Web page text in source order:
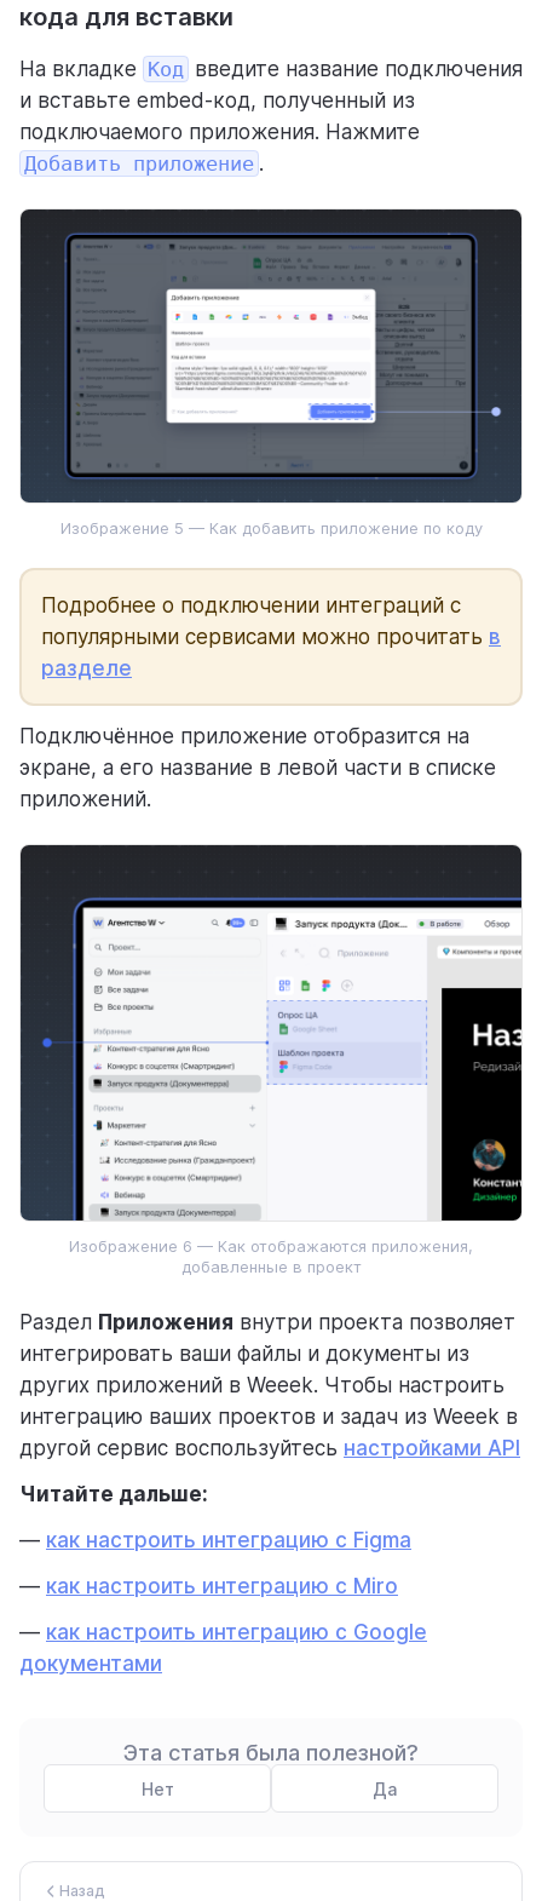
кода для вставки
На вкладке Код введите название подключения
и вставьте embed-код, полученный из
подключаемого приложения. Нажмите
Добавить приложение .
Изображение 5 — Как добавить приложение по коду
Подробнее о подключении интеграций с
популярными сервисами можно прочитать в
разделе
Подключённое приложение отобразится на
экране, а его название в левой части в списке
приложений.
Изображение 6 — Как отображаются приложения,
добавленные в проект
Раздел Приложения внутри проекта позволяет
интегрировать ваши файлы и документы из
других приложений в Weeek. Чтобы настроить
интеграцию ваших проектов и задач из Weeek в
другой сервис воспользуйтесь настройками API
Читайте дальше:
— как настроить интеграцию с Figma
— как настроить интеграцию с Miro
— как настроить интеграцию с Google
документами
Эта статья была полезной?
Нет Да
Назад